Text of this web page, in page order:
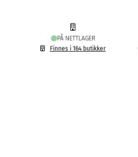
PÅ NETTLAGER
Finnes i 164 butikker